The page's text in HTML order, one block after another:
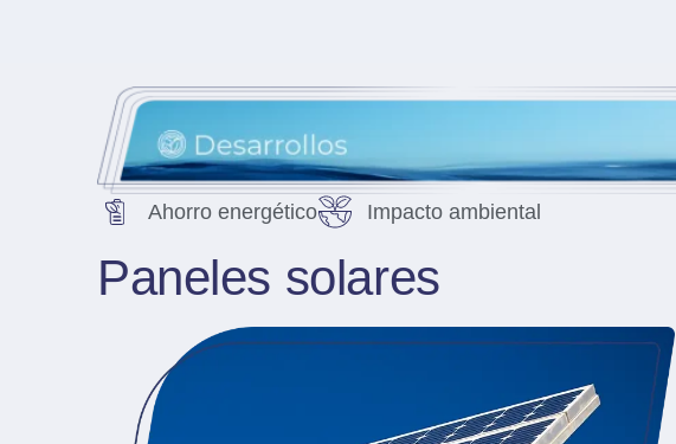
Ahorro energético Impacto ambiental
Paneles solares